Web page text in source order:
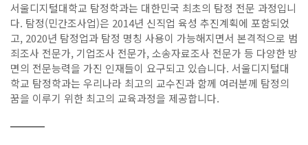
서울디지털대학교 탐정학과는 대한민국 최초의 탐정 전문 과정입니
다. 탐정(민간조사업)은 2014년 신직업 육성 추진계획에 포함되었
고, 2020년 탐정업과 탐정 명칭 사용이 가능해지면서 본격적으로 범
죄조사 전문가, 기업조사 전문가, 소송자료조사 전문가 등 다양한 방
면의 전문능력을 가진 인재들이 요구되고 있습니다. 서울디지털대
학교 탐정학과는 우리나라 최고의 교수진과 함께 여러분께 탐정의
꿈을 이루기 위한 최고의 교육과정을 제공합니다.